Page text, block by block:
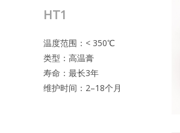
HT1
温度范围：< 350℃
类型：高温膏
寿命：最长3年
维护时间：2–18个月